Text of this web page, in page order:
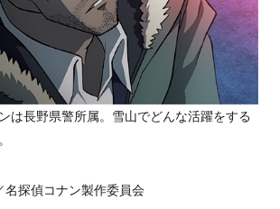
は長野県警所属。雪山でどんな活躍をする
探偵コナン製作委員会